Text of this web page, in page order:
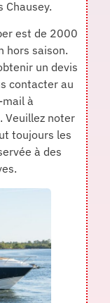
Chausey.
est de 2000
hors saison.
un devis
contacter au
à
Veuillez noter
toujours les
à des